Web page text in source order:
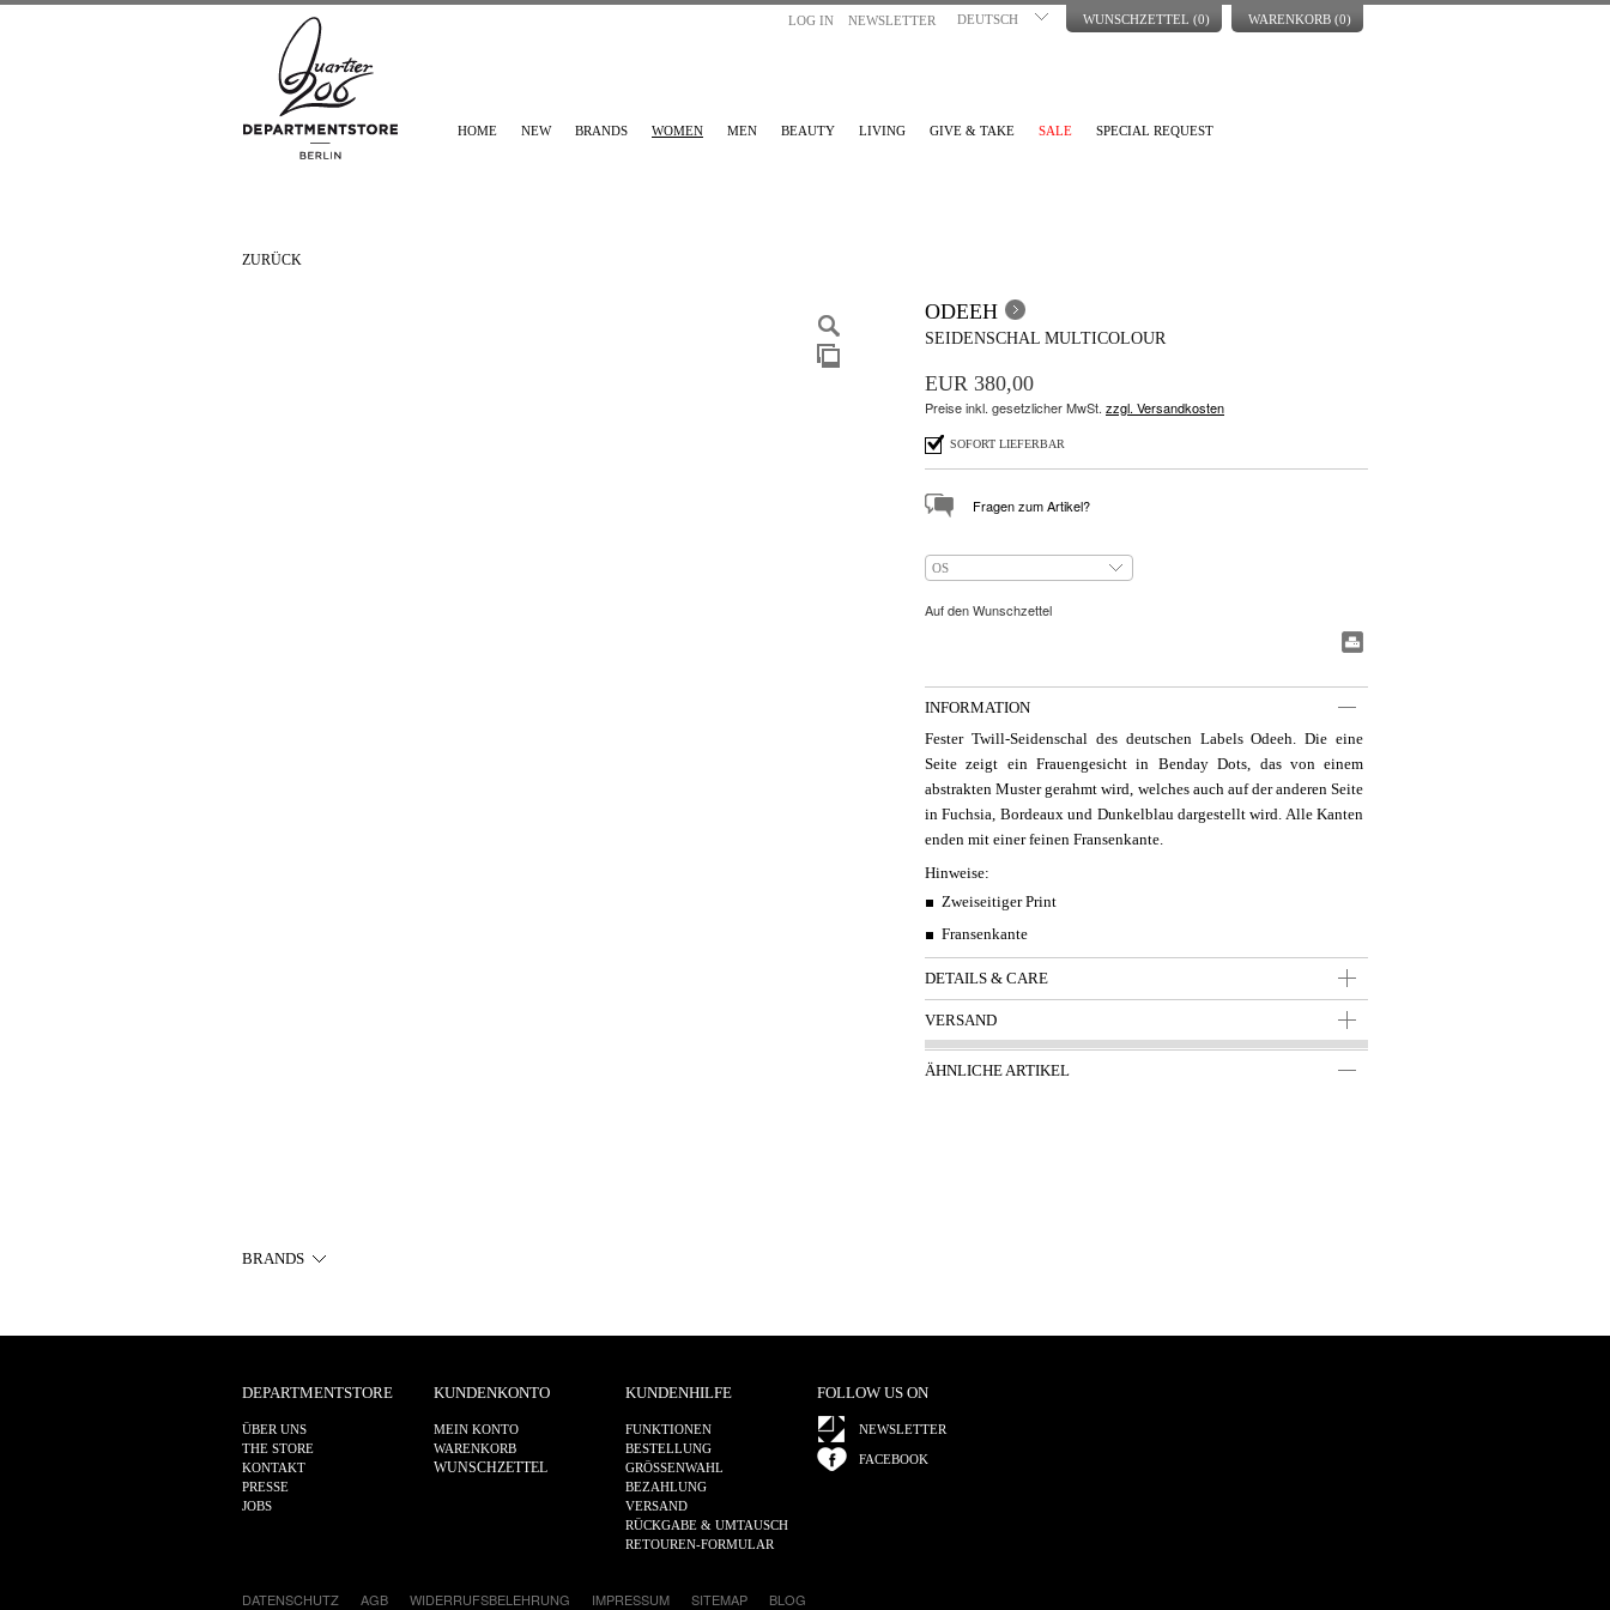
LOG IN NEWSLETTER DEUTSCH WUNSCHZETTEL (0) WARENKORB (0)
HOME NEW BRANDS WOMEN MEN BEAUTY LIVING GIVE & TAKE SALE SPECIAL REQUEST
ZURÜCK
ODEEH
SEIDENSCHAL MULTICOLOUR
EUR 380,00
Preise inkl. gesetzlicher MwSt. zzgl. Versandkosten
SOFORT LIEFERBAR
Fragen zum Artikel?
OS
Auf den Wunschzettel
INFORMATION
Fester Twill-Seidenschal des deutschen Labels Odeeh. Die eine
Seite zeigt ein Frauengesicht in Benday Dots, das von einem
abstrakten Muster gerahmt wird, welches auch auf der anderen Seite
in Fuchsia, Bordeaux und Dunkelblau dargestellt wird. Alle Kanten
enden mit einer feinen Fransenkante.
Hinweise:
Zweiseitiger Print
Fransenkante
DETAILS & CARE
VERSAND
ÄHNLICHE ARTIKEL
BRANDS
DEPARTMENTSTORE
ÜBER UNS
THE STORE
KONTAKT
PRESSE
JOBS
KUNDENKONTO
MEIN KONTO
WARENKORB
WUNSCHZETTEL
KUNDENHILFE
FUNKTIONEN
BESTELLUNG
GRÖSSENWAHL
BEZAHLUNG
VERSAND
RÜCKGABE & UMTAUSCH
RETOUREN-FORMULAR
FOLLOW US ON
NEWSLETTER
FACEBOOK
DATENSCHUTZ AGB WIDERRUFSBELEHRUNG IMPRESSUM SITEMAP BLOG